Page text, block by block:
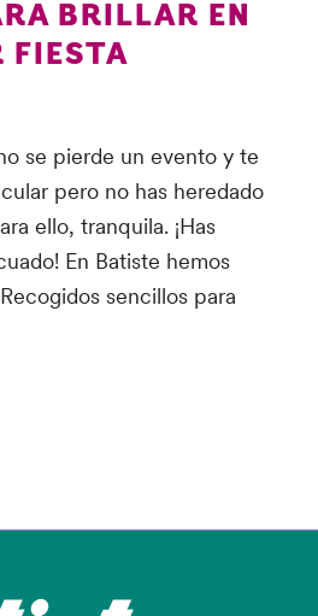
BRILLAR EN
FIESTA
se pierde un evento y te
pero no has heredado
ello, tranquila. ¡Has
En Batiste hemos
sencillos para